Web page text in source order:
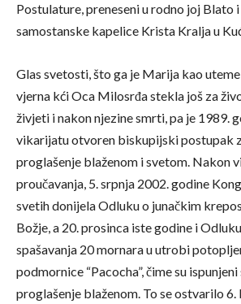
Postulature, preneseni u rodno joj Blato
samostanske kapelice Krista Kralja u
Glas svetosti, što ga je Marija kao
vjerna kći Oca Milosrđa stekla još za
živjeti i nakon njezine smrti, pa je 1989.
vikarijatu otvoren biskupijski postupak
proglašenje blaženom i svetom. Nakon
proučavanja, 5. srpnja 2002. godine
svetih donijela Odluku o junačkim
Božje, a 20. prosinca iste godine i
spašavanja 20 mornara u utrobi
podmornice “Pacocha”, čime su
proglašenje blaženom. To se ostvarilo